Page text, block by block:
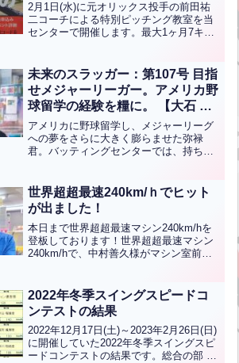
2月1日(水)に元オリックス投手の前田祐
二コーチによる特別ピッチング教室を当
センターで開催します。最大1ヶ月7キロ
して最先端の投げ方が学べます！ぜひと
もご参加くださ...全文はクリック
未来のスラッガー：第107号 目指
せメジャーリーガー。アメリカ野
球留学の経験を糧に。 【大石 弥
禄】
アメリカに野球留学し、メジャーリーグ
への夢をさらに大きく膨らませた弥禄
君。バッティングセンターでは、持ち前
る情熱は誰にも負けないぐらい強く、
日々の練習にも全力で取り組む...全文は
クリック
世界超超最速240km/ｈでヒット
が出ました！
本日まで世界超超最速マシン240km/hを
登板しております！世界超超最速マシン
240km/hで、中村善久様がマシン室前の
2022年冬季スイングスピードコ
ンテストの結果
2022年12月17日(土)～2023年2月26日(日)
に開催していた2022年冬季スイングスピ
ードコンテストの結果です。総合の部 ジ